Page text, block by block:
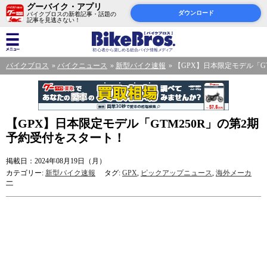
グーバイク・アプリ
バイクブロスの新着記事・話題の
記事を見逃さない！
ダウンロード
バイクブロス バイクニュース 新型バイク速報 【GPX】日本限定モデル「
【GPX】日本限定モデル「GTM250R」の第2期
予約受付をスタート！
掲載日：2024年08月19日（月）
カテゴリー: 新型バイク速報 タグ: GPX, ピックアップニュース, 海外メーカ
ー